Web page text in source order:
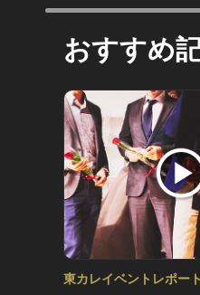
おすすめ
東カレイベントレポー